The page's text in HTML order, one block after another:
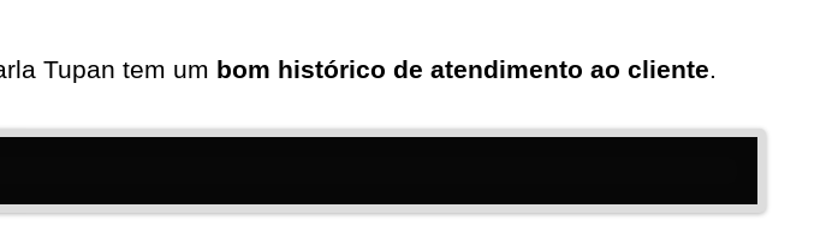
Tupan tem um bom histórico de atendimento ao cliente.